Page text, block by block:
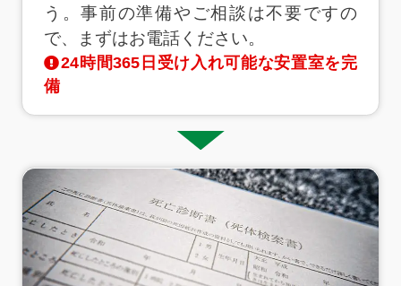
う。事前の準備やご相談は不要ですの
で、まずはお電話ください。
24時間365日受け入れ可能な安置室を完
備